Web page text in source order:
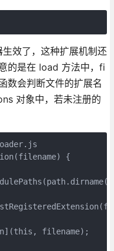
效了，这种扩展机制还
的是在 load 方法中，fi
会判断文件的扩展名
对象中，若未注册的
{
filename);